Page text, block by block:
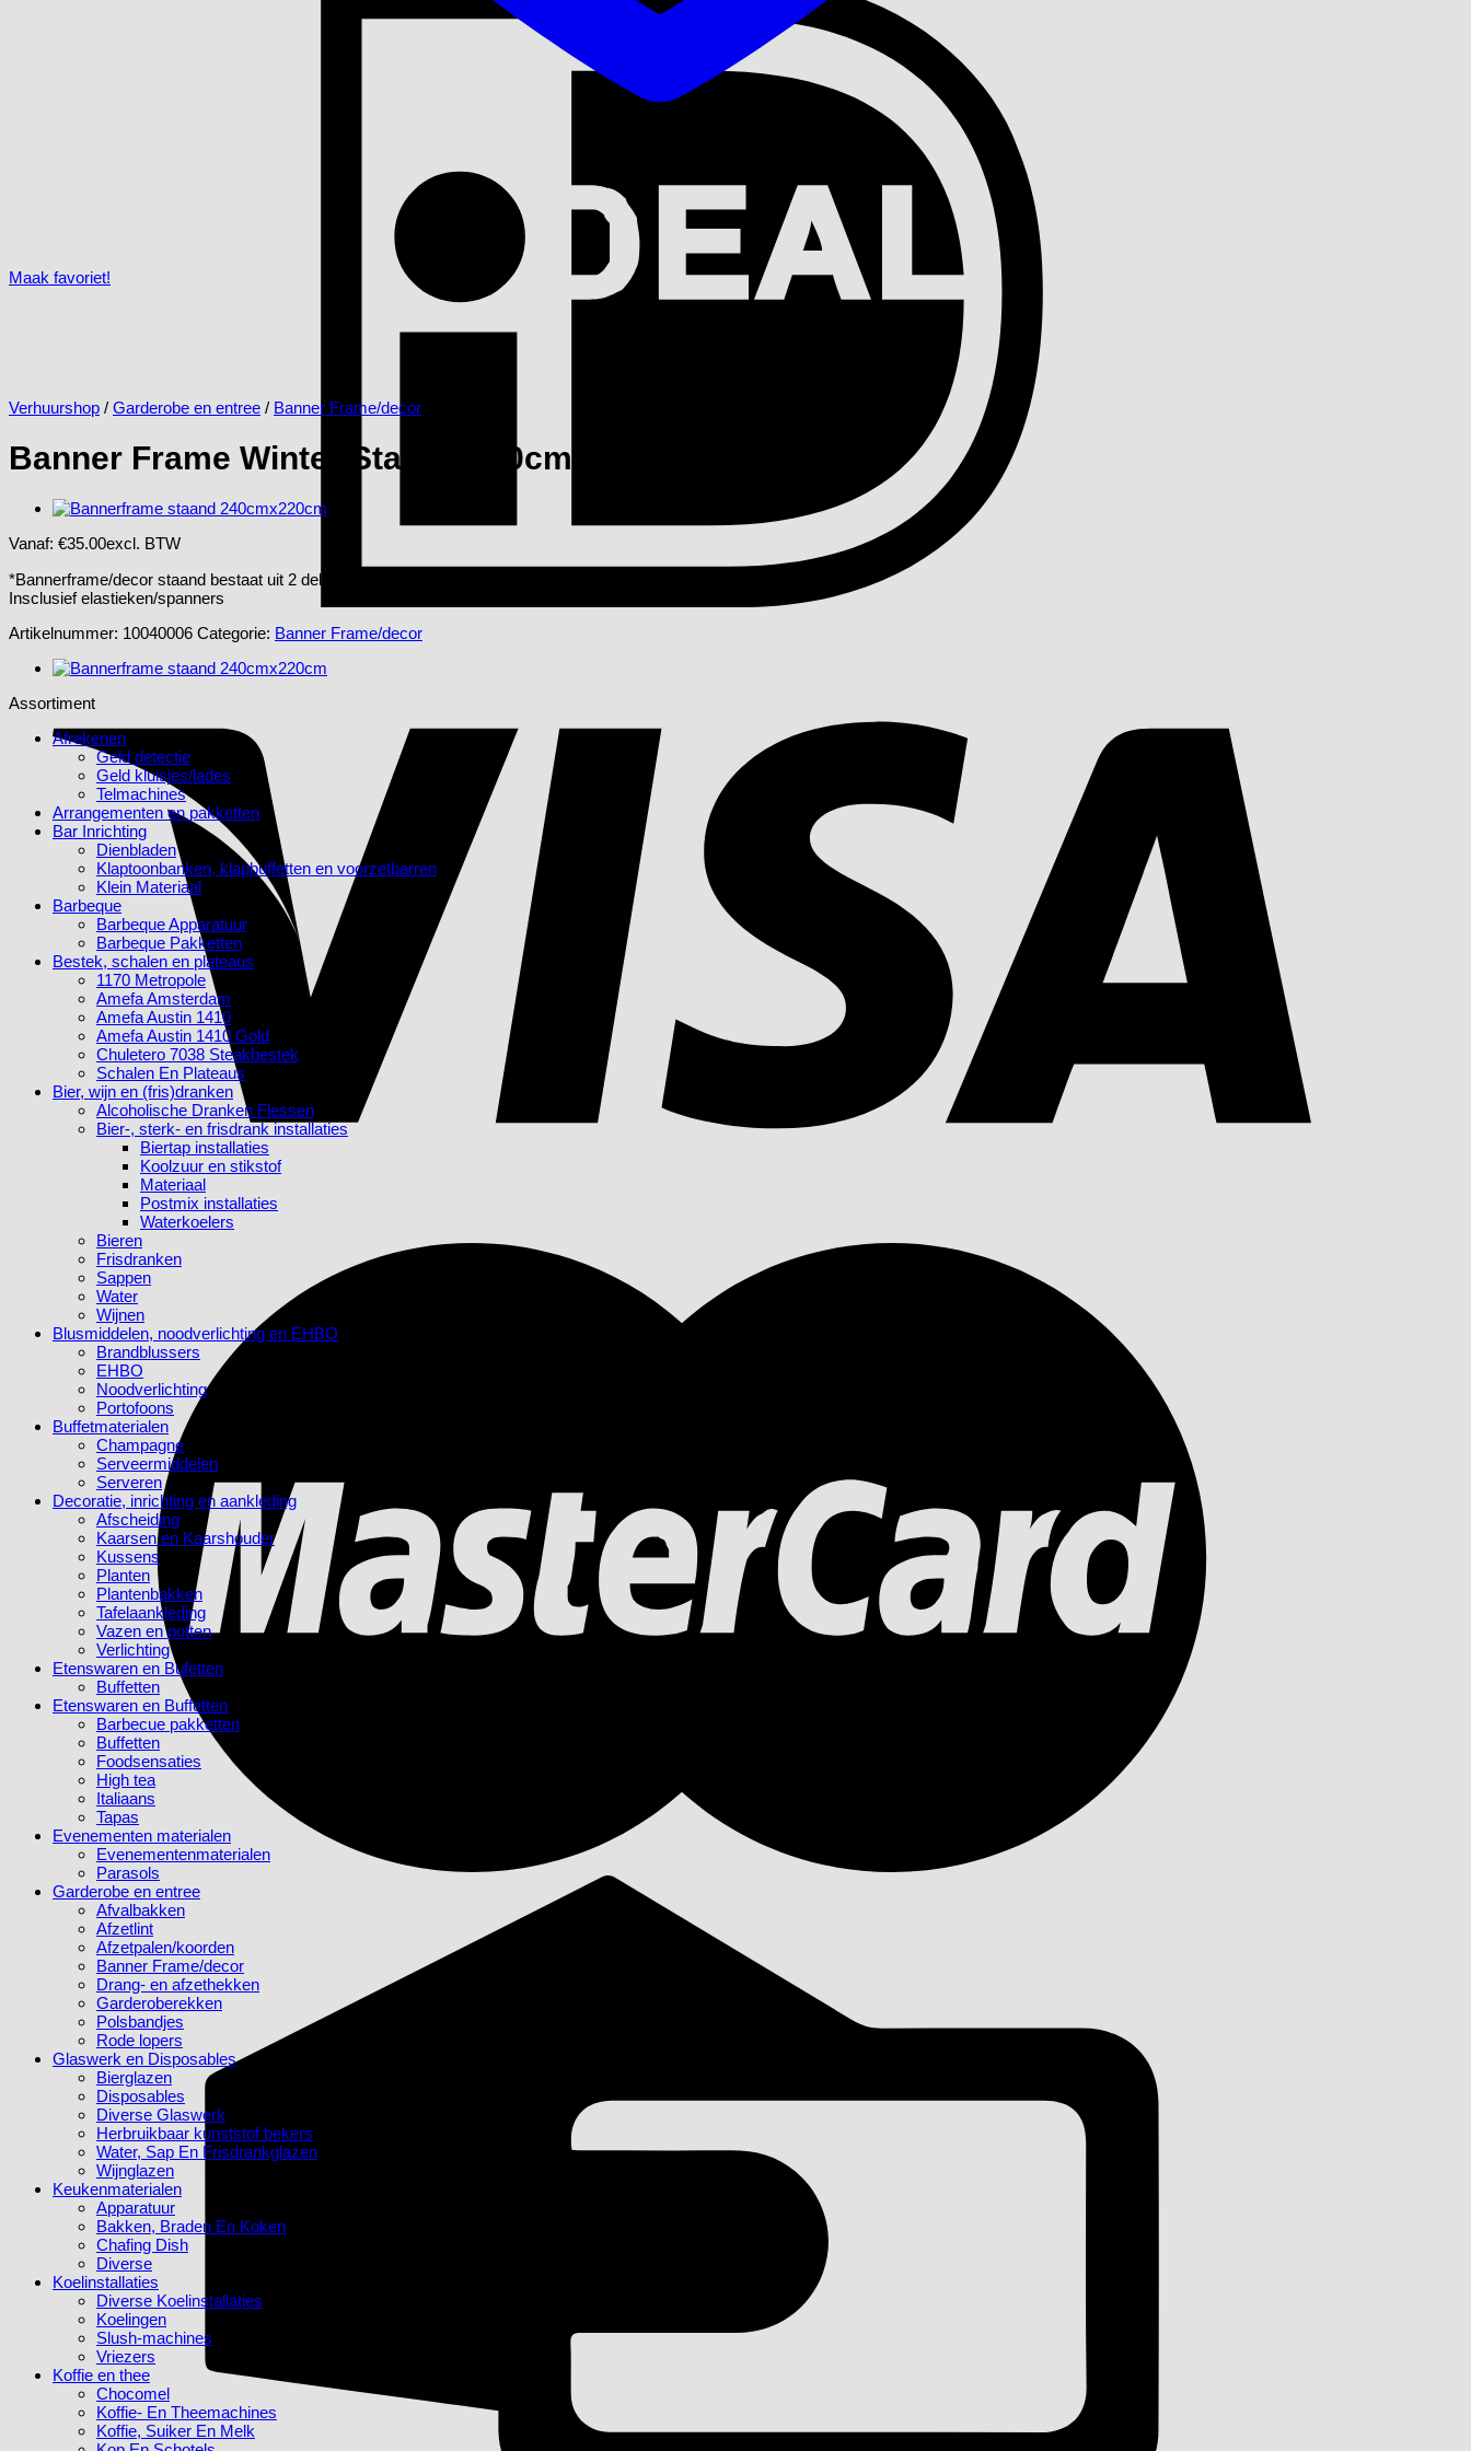
Maak favoriet!
Verhuurshop / Garderobe en entree / Banner Frame/decor
Banner Frame Winter Staand 480cmx220cm (set van 2)
Vanaf: €35.00excl. BTW
*Bannerframe/decor staand bestaat uit 2 delen van 240cmx220cm
Insclusief elastieken/spanners
Artikelnummer: 10040006 Categorie: Banner Frame/decor
Assortiment
Afrekenen
Geld detectie
Geld kluisjes/lades
Telmachines
Arrangementen en pakketten
Bar Inrichting
Dienbladen
Klaptoonbanken, klapbuffetten en voorzetbarren
Klein Materiaal
Barbeque
Barbeque Apparatuur
Barbeque Pakketten
Bestek, schalen en plateaus
1170 Metropole
Amefa Amsterdam
Amefa Austin 1410
Amefa Austin 1410 Gold
Chuletero 7038 Steakbestek
Schalen En Plateaus
Bier, wijn en (fris)dranken
Alcoholische Dranken Flessen
Bier-, sterk- en frisdrank installaties
Biertap installaties
Koolzuur en stikstof
Materiaal
Postmix installaties
Waterkoelers
Bieren
Frisdranken
Sappen
Water
Wijnen
Blusmiddelen, noodverlichting en EHBO
Brandblussers
EHBO
Noodverlichting
Portofoons
Buffetmaterialen
Champagne
Serveermiddelen
Serveren
Decoratie, inrichting en aankleding
Afscheiding
Kaarsen en Kaarshouder
Kussens
Planten
Plantenbakken
Tafelaankleding
Vazen en potten
Verlichting
Etenswaren en Bufetten
Buffetten
Etenswaren en Buffetten
Barbecue pakketten
Buffetten
Foodsensaties
High tea
Italiaans
Tapas
Evenementen materialen
Evenementenmaterialen
Parasols
Garderobe en entree
Afvalbakken
Afzetlint
Afzetpalen/koorden
Banner Frame/decor
Drang- en afzethekken
Garderoberekken
Polsbandjes
Rode lopers
Glaswerk en Disposables
Bierglazen
Disposables
Diverse Glaswerk
Herbruikbaar kunststof bekers
Water, Sap En Frisdrankglazen
Wijnglazen
Keukenmaterialen
Apparatuur
Bakken, Braden En Koken
Chafing Dish
Diverse
Koelinstallaties
Diverse Koelinstallaties
Koelingen
Slush-machines
Vriezers
Koffie en thee
Chocomel
Koffie- En Theemachines
Koffie, Suiker En Melk